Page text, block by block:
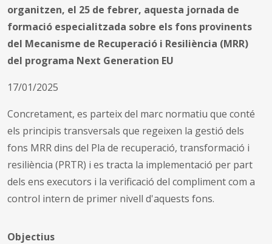
organitzen, el 25 de febrer, aquesta jornada de
formació especialitzada sobre els fons provinents
del Mecanisme de Recuperació i Resiliència (MRR)
del programa Next Generation EU
17/01/2025
Concretament, es parteix del marc normatiu que conté
els principis transversals que regeixen la gestió dels
fons MRR dins del Pla de recuperació, transformació i
resiliència (PRTR) i es tracta la implementació per part
dels ens executors i la verificació del compliment com a
control intern de primer nivell d'aquests fons.
Objectius